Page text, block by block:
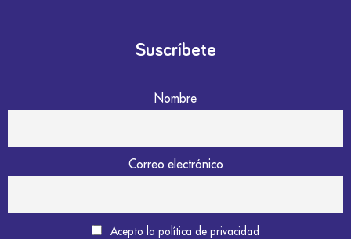
Suscríbete
Nombre
Correo electrónico
Acepto la política de privacidad